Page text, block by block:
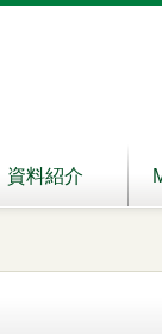
資料紹介